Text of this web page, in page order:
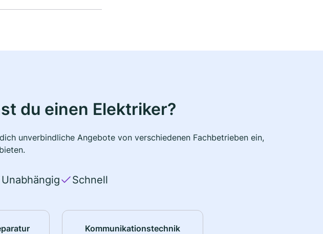
du einen Elektriker?
unverbindliche Angebote von verschiedenen Fachbetrieben ein,
Unabhängig Schnell
Kommunikationstechnik